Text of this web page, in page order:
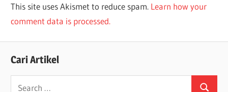
This site uses Akismet to reduce spam. Learn how your
comment data is processed.
Cari Artikel